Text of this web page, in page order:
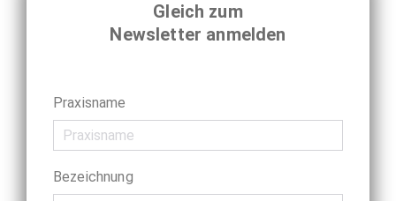
Gleich zum
Newsletter anmelden
Praxisname
Bezeichnung